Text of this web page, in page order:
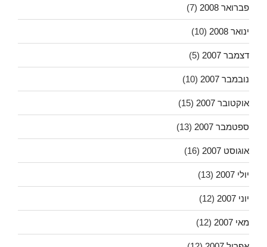
פברואר 2008 (7)
ינואר 2008 (10)
דצמבר 2007 (5)
נובמבר 2007 (10)
אוקטובר 2007 (15)
ספטמבר 2007 (13)
אוגוסט 2007 (16)
יולי 2007 (13)
יוני 2007 (12)
מאי 2007 (12)